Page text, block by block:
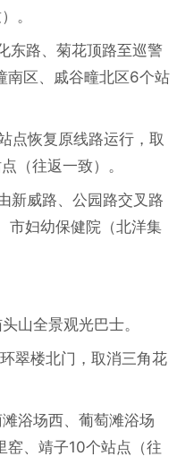
。
东路、菊花顶路至巡警
南区、戚谷疃北区6个站
点恢复原线路运行，取
（往返一致）。
新威路、公园路交叉路
市妇幼保健院（北洋集
山全景观光巴士。
翠楼北门，取消三角花
浴场西、葡萄滩浴场
窑、靖子10个站点（往